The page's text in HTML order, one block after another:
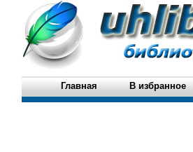
Главная В избранное